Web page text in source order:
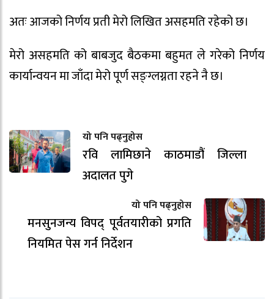
अतः आजको निर्णय प्रती मेरो लिखित असहमति रहेको छ।
मेरो असहमति को बाबजुद बैठकमा बहुमत ले गरेको निर्णय
कार्यान्वयन मा जाँदा मेरो पूर्ण सङ्ग्लग्नता रहने नै छ।
यो पनि पढ्नुहोस
रवि लामिछाने काठमाडौं जिल्ला
अदालत पुगे
यो पनि पढ्नुहोस
मनसुनजन्य विपद् पूर्वतयारीको प्रगति
नियमित पेस गर्न निर्देशन